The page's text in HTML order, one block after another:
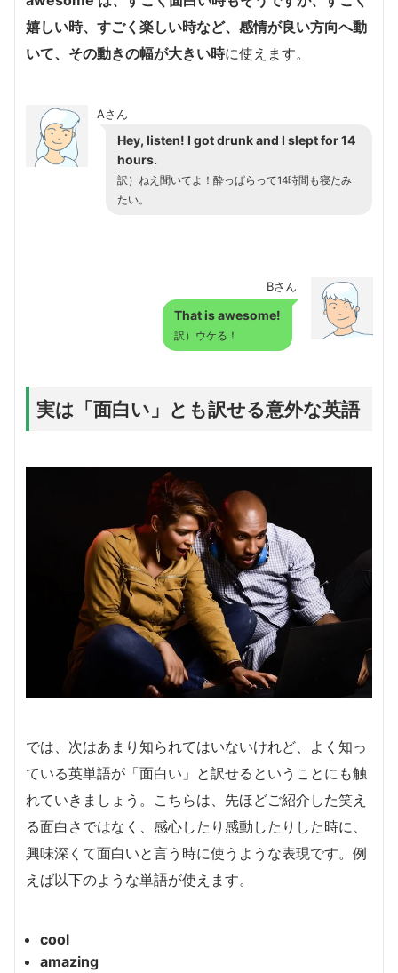
嬉しい時、すごく楽しい時など、感情が良い方向へ動
いて、その動きの幅が大きい時に使えます。
Aさん
Hey, listen! I got drunk and I slept for 14
hours.
訳）ねえ聞いてよ！酔っぱらって14時間も寝たみ
たい。
Bさん
That is awesome!
訳）ウケる！
実は「面白い」とも訳せる意外な英語
では、次はあまり知られてはいないけれど、よく知っ
ている英単語が「面白い」と訳せるということにも触
れていきましょう。こちらは、先ほどご紹介した笑え
る面白さではなく、感心したり感動したりした時に、
興味深くて面白いと言う時に使うような表現です。例
えば以下のような単語が使えます。
cool
amazing